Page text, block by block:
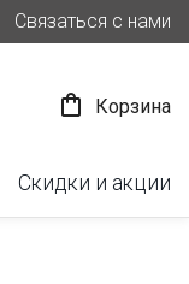
Связаться с нами
 Корзина
Скидки и акции